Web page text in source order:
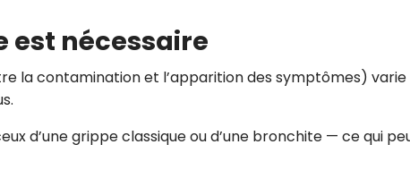
est nécessaire
la contamination et l’apparition des symptômes)
d’une grippe classique ou d’une bronchite — ce qui